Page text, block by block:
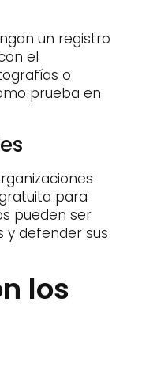
un registro
el
o
prueba en
para
pueden ser
y defender sus
los